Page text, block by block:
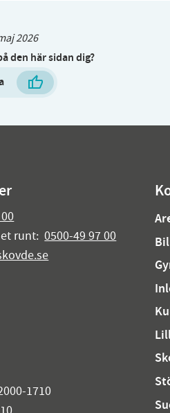
2026
den här sidan dig?
runt:0500-49 97 00
1710